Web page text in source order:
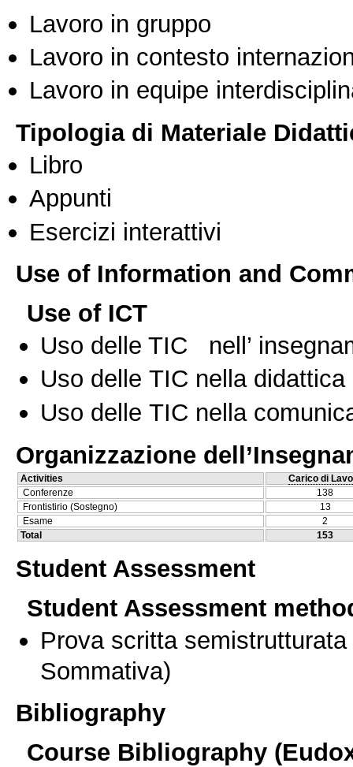
Lavoro in gruppo
Lavoro in contesto
Lavoro in equipe
Tipologia di Materiale
Libro
Appunti
Esercizi interattivi
Use of Information and
Use of ICT
Uso delle TIC nell’
Uso delle TIC nella
Uso delle TIC nella
Organizzazione
Activities
Carico di
Conferenze
138
Frontistirio (Sostegno)
13
Esame
2
Total
153
Student Assessment
Student Assessment
Prova scritta
Sommativa)
Bibliography
Course Bibliography